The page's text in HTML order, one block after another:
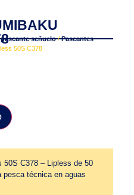
paseante señuelo/Paseantes
50S C378
50S C378 – Lipless de 50
pesca técnica en aguas